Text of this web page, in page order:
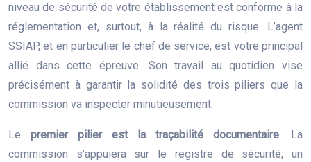
niveau de sécurité de votre établissement est conforme à la
réglementation et, surtout, à la réalité du risque. L’agent
SSIAP, et en particulier le chef de service, est votre principal
allié dans cette épreuve. Son travail au quotidien vise
précisément à garantir la solidité des trois piliers que la
commission va inspecter minutieusement.
Le premier pilier est la traçabilité documentaire. La
commission s’appuiera sur le registre de sécurité, un